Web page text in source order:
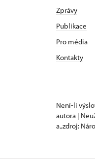
Zprávy
Publikace
Pro média
Kontakty
Není-li
autora |
a „zdroj: